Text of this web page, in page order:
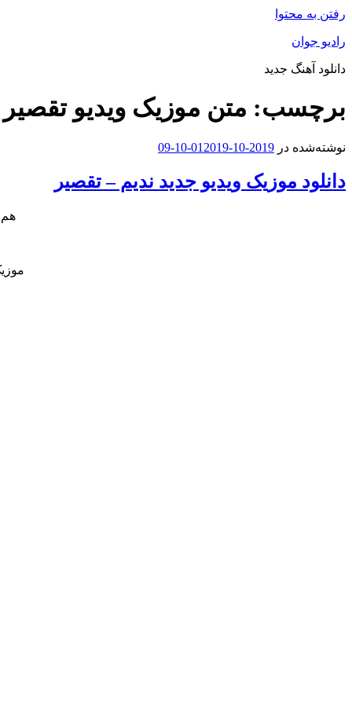
رفتن به محتوا
رادیو جوان
دانلود آهنگ جدید
برچسب: متن موزیک ویدیو تقصیر
نوشته‌شده در 2019-10-01
2019-10-09
دانلود موزیک ویدیو جدید ندیم – تقصیر
هم